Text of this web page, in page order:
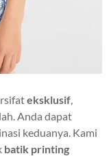
eksklusif
Anda dapat
keduanya. Kami
batik printing